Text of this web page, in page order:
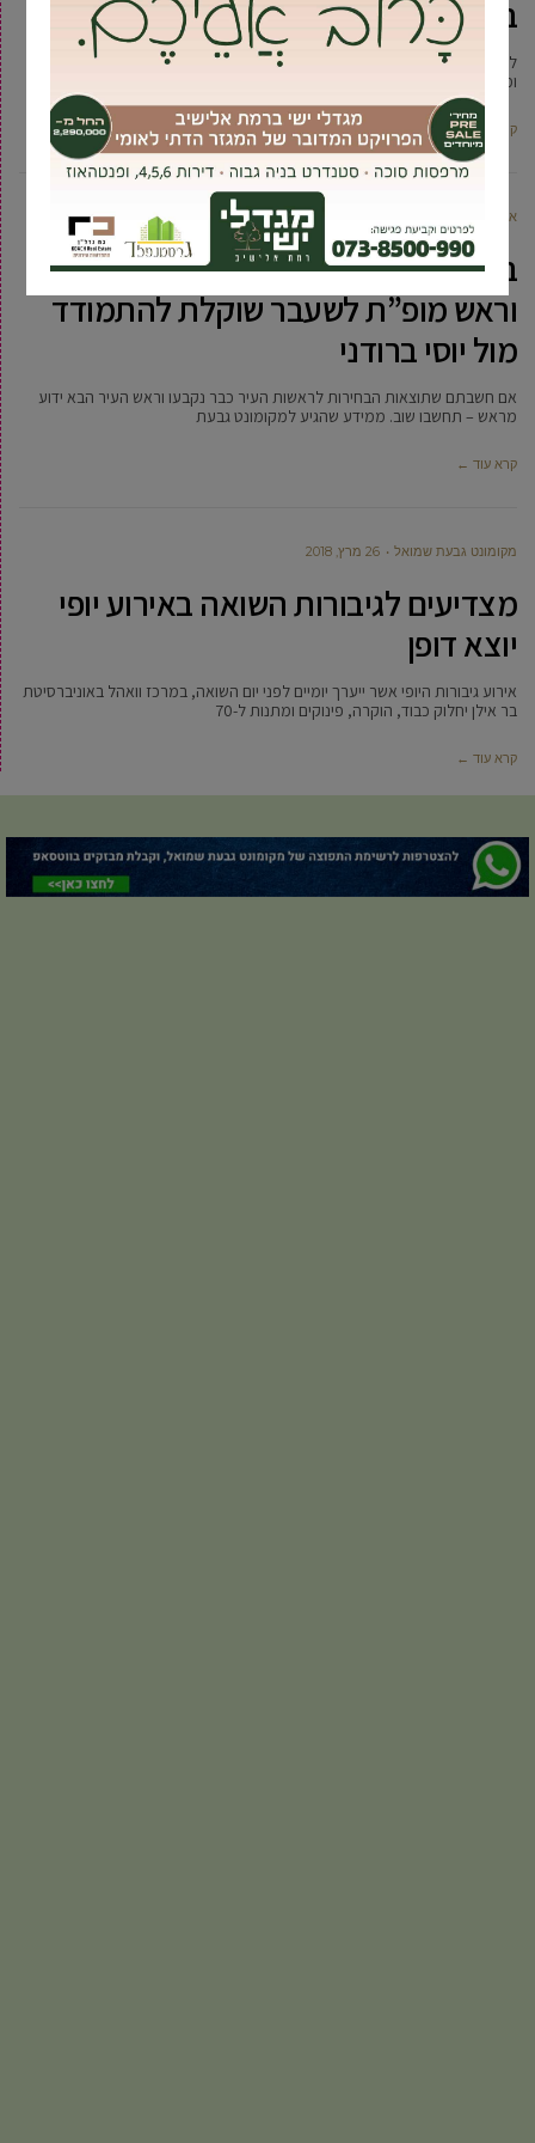
ביום ייחודי בסימן ‘גיבורות היופי’
לקראת יום השואה שחל השבוע, התקיים היום (ב’), זו השנה השנייה, יום מרגש
ומיוחד – “גיבורות היופי 2019”, שהוקדש למען
קרא עוד ←
אביחי טבק
בלעדי: רונית לב, עוזרת שר הביטחון
וראש מופ”ת לשעבר שוקלת להתמודד
מול יוסי ברודני
אם חשבתם שתוצאות הבחירות לראשות העיר כבר נקבעו וראש העיר הבא ידוע
מראש – תחשבו שוב. ממידע שהגיע למקומונט גבעת
קרא עוד ←
מקומונט גבעת שמואל 26 מרץ, 2018
מצדיעים לגיבורות השואה באירוע יופי
יוצא דופן
אירוע גיבורות היופי אשר ייערך יומיים לפני יום השואה, במרכז וואהל באוניברסיטת
בר אילן יחלוק כבוד, הוקרה, פינוקים ומתנות ל-70
קרא עוד ←